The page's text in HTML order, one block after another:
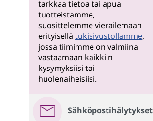
tarkkaa tietoa tai apua
tuotteistamme,
suosittelemme vierailemaan
erityisellä tukisivustollamme,
jossa tiimimme on valmiina
vastaamaan kaikkiin
kysymyksiisi tai
huolenaiheisiisi.
Sähköpostihälytykset